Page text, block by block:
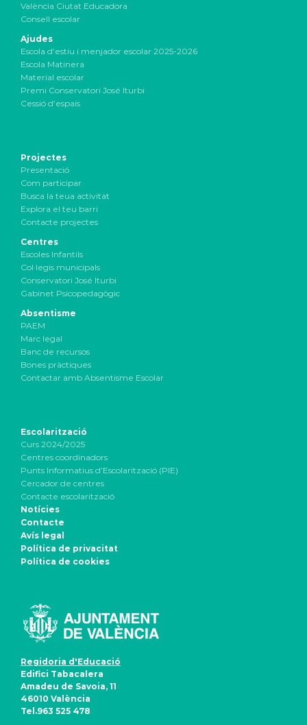
València Ciutat Educadora
Consell escolar
Ajudes
Escola d’estiu i menjador escolar 2025-2026
Escola Matinera
Material escolar
Premi Conservatori José Iturbi
Cessió d’espais
Projectes
Presentació
Com participar
Busca la teua activitat
Explora el teu barri
Contacte projectes
Centres
Escoles Infantils
Col·legis municipals
Conservatori José Iturbi
Gabinet Psicopedagògic
Absentisme
PAEM
Marc legal
Banc de recursos
Bones pràctiques
Contactar amb Absentisme Escolar
Escolarització
Curs 2024/2025
Centres coordinadors
Punts Informatius d’Escolarització (PIE)
Cercador de centres
Contacte escolarització
Notícies
Contacte
Avís legal
Política de privacitat
Política de cookies
Regidoria d'Educació
Edifici Tabacalera
Amadeu de Savoia, 11
46010 València
Tel.963 525 478